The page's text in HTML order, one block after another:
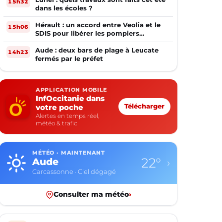
dans les écoles ?
15h06
Hérault : un accord entre Veolia et le
SDIS pour libérer les pompiers
volontaires
14h23
Aude : deux bars de plage à Leucate
fermés par le préfet
APPLICATION MOBILE
InfOccitanie dans
votre poche
Alertes en temps réel,
météo & trafic
Télécharger
MÉTÉO · MAINTENANT
Aude
Carcassonne · Ciel dégagé
22° ›
Consulter ma météo›